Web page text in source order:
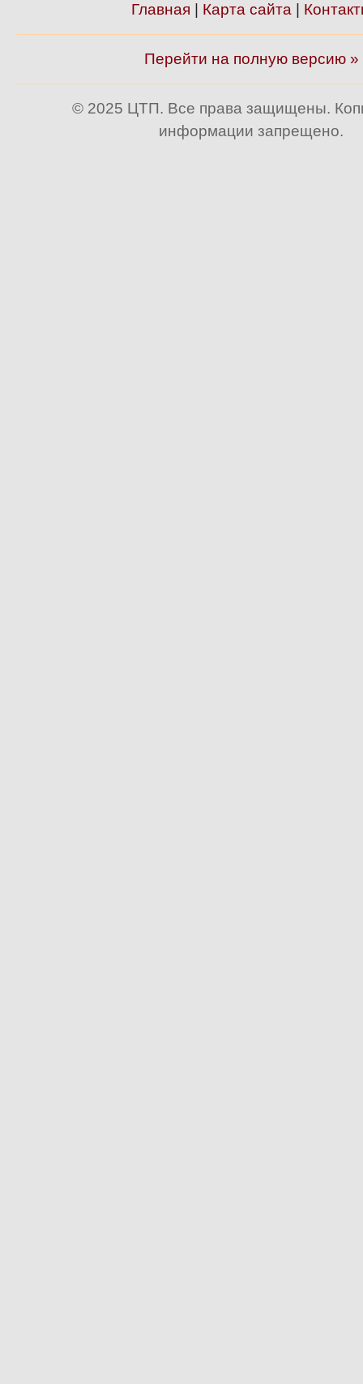
Главная Карта сайта
Перейти на полную версию »
© 2025 ЦТП. Все права защищены.
информации запрещено.